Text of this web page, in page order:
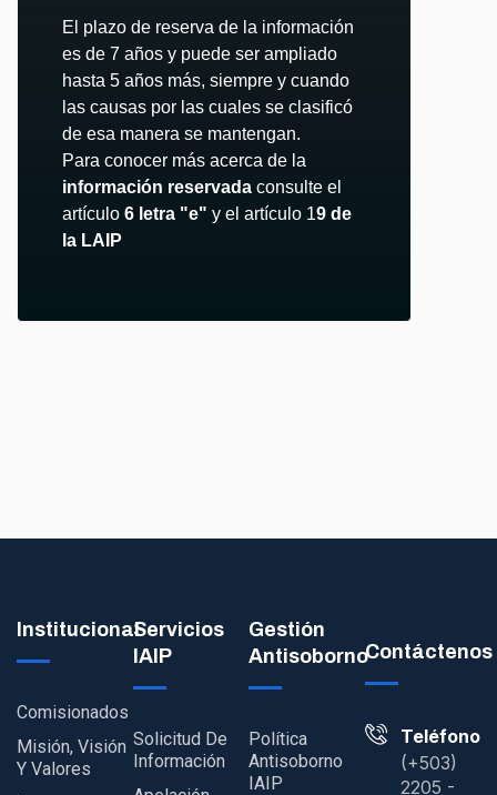
El plazo de reserva de la información
es de 7 años y puede ser ampliado
hasta 5 años más, siempre y cuando
las causas por las cuales se clasificó
de esa manera se mantengan.
Para conocer más acerca de la
información reservada consulte el
artículo 6 letra "e" y el artículo 19 de
la LAIP
Institucional
Comisionados
Misión, Visión
Y Valores
Servicios
IAIP
Solicitud De
Información
Gestión
Antisoborno
Política
Antisoborno
IAIP
Contáctenos
Teléfono
(+503)
2205 -